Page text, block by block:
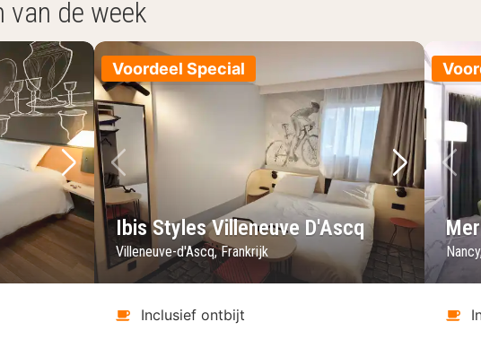
van de week
Volgende foto
Voordeel Special
Vorige foto
Volgende
Ibis Styles Villeneuve D'Ascq
Villeneuve-d'Ascq, Frankrijk
Inclusief ontbijt